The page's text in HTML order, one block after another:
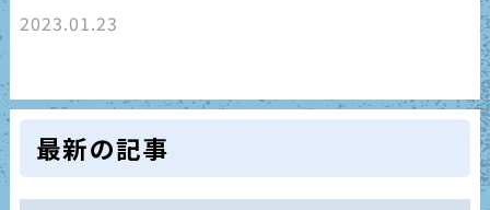
2023.01.23
最新の記事